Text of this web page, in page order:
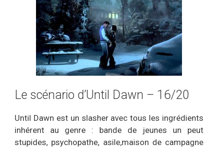
Le scénario d’Until Dawn – 16/20
Until Dawn est un slasher avec tous les ingrédients
inhérent au genre : bande de jeunes un peut
stupides, psychopathe, asile,maison de campagne